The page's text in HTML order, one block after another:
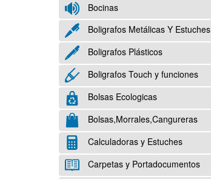
Bocinas
Boligrafos Metálicas Y Estuches
Boligrafos Plásticos
Boligrafos Touch y funciones
Bolsas Ecologicas
Bolsas,Morrales,Cangureras
Calculadoras y Estuches
Carpetas y Portadocumentos